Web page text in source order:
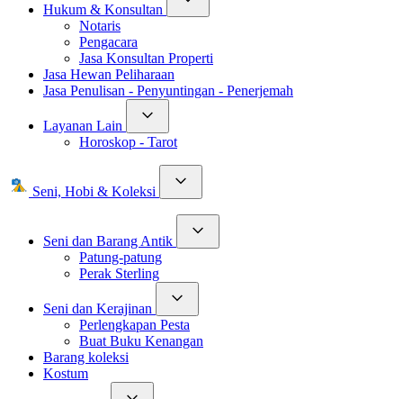
Hukum & Konsultan
Notaris
Pengacara
Jasa Konsultan Properti
Jasa Hewan Peliharaan
Jasa Penulisan - Penyuntingan - Penerjemah
Layanan Lain
Horoskop - Tarot
Seni, Hobi & Koleksi
Seni dan Barang Antik
Patung-patung
Perak Sterling
Seni dan Kerajinan
Perlengkapan Pesta
Buat Buku Kenangan
Barang koleksi
Kostum